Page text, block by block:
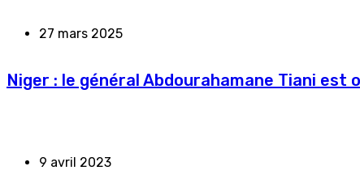
27 mars 2025
Niger : le général Abdourahamane Tiani
9 avril 2023